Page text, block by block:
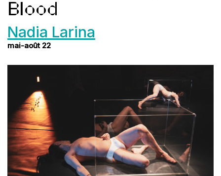
Blood
Nadia Larina
mai-août 22